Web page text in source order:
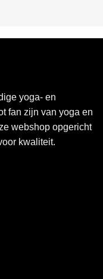
yoga- en
fan zijn van yoga en
webshop opgericht
kwaliteit.